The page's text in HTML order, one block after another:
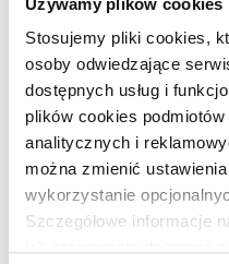
Stosujemy pliki cookies,
osoby odwiedzające
dostępnych usług i
plików cookies
analitycznych i
można zmienić
wykorzystanie
Szczegółowe informacje
Nowy wymiar
„Boks przypomina grę w
razy szybciej” –
Hugh Laurie, główny
nie trzeba być zawodowym